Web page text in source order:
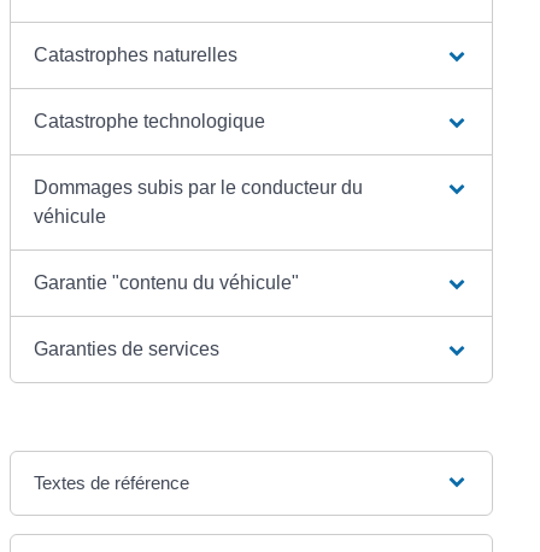
Catastrophes naturelles
Catastrophe technologique
Dommages subis par le conducteur du
véhicule
Garantie "contenu du véhicule"
Garanties de services
Textes de référence